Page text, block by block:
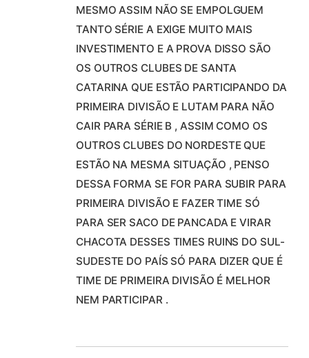
MESMO ASSIM NÃO SE EMPOLGUEM
TANTO SÉRIE A EXIGE MUITO MAIS
INVESTIMENTO E A PROVA DISSO SÃO
OS OUTROS CLUBES DE SANTA
CATARINA QUE ESTÃO PARTICIPANDO DA
PRIMEIRA DIVISÃO E LUTAM PARA NÃO
CAIR PARA SÉRIE B , ASSIM COMO OS
OUTROS CLUBES DO NORDESTE QUE
ESTÃO NA MESMA SITUAÇÃO , PENSO
DESSA FORMA SE FOR PARA SUBIR PARA
PRIMEIRA DIVISÃO E FAZER TIME SÓ
PARA SER SACO DE PANCADA E VIRAR
CHACOTA DESSES TIMES RUINS DO SUL-
SUDESTE DO PAÍS SÓ PARA DIZER QUE É
TIME DE PRIMEIRA DIVISÃO É MELHOR
NEM PARTICIPAR .